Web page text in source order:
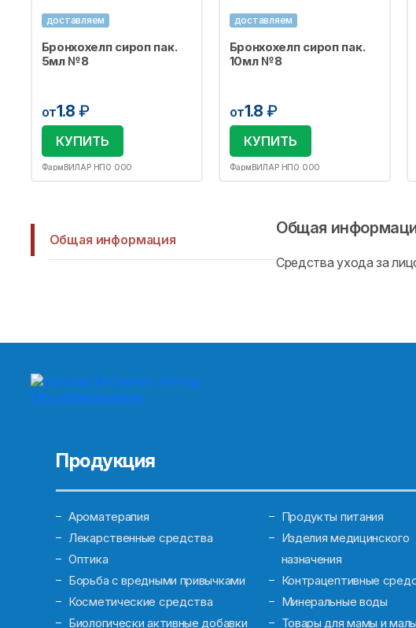
доставляем
Бронхохелп сироп пак.
5мл №8
от1.8 ₽
КУПИТЬ
ФармВИЛАР НПО ООО
доставляем
Бронхохелп сироп пак.
10мл №8
от1.8 ₽
КУПИТЬ
ФармВИЛАР НПО ООО
Общая информация
Общая
Средства ухода за
Продукция
Ароматерапия
Лекарственные средства
Оптика
Борьба с вредными привычками
Косметические средства
Биологически активные добавки
Продукты питания
Изделия медицинского
назначения
Контрацептивные
Минеральные воды
Товары для мамы и